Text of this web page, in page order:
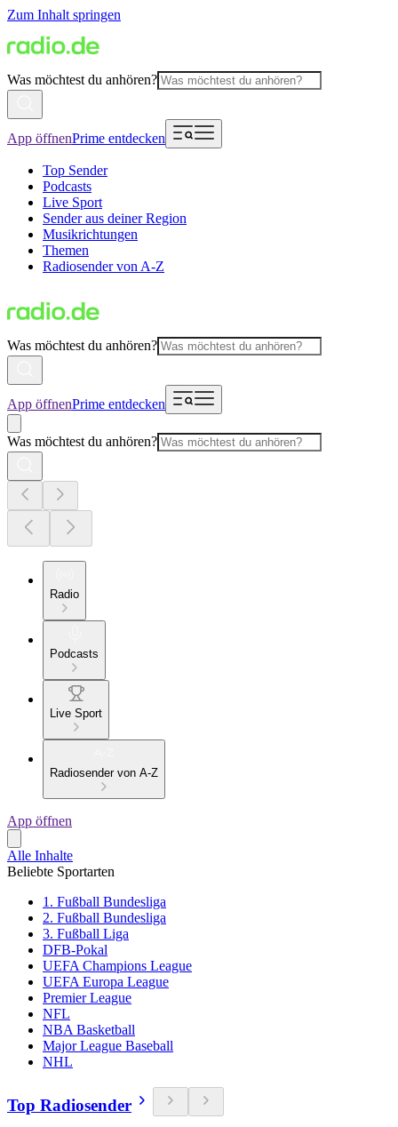
Zum Inhalt springen
Was möchtest du anhören?
App öffnenPrime entdecken
Top Sender
Podcasts
Live Sport
Sender aus deiner Region
Musikrichtungen
Themen
Radiosender von A-Z
Was möchtest du anhören?
App öffnenPrime entdecken
Was möchtest du anhören?
Radio
Podcasts
Live Sport
Radiosender von A-Z
App öffnen
Alle Inhalte
Beliebte Sportarten
1. Fußball Bundesliga
2. Fußball Bundesliga
3. Fußball Liga
DFB-Pokal
UEFA Champions League
UEFA Europa League
Premier League
NFL
NBA Basketball
Major League Baseball
NHL
Top Radiosender